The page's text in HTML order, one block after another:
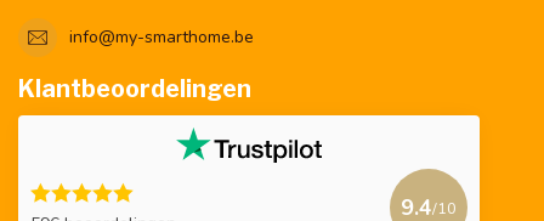
info@my-smarthome.be
Klantbeoordelingen
9.4/10